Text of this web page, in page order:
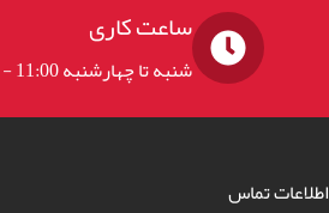
ساعت کاری
شنبه تا چهارشنبه 11:00 - 18:00
اطلاعات تماس